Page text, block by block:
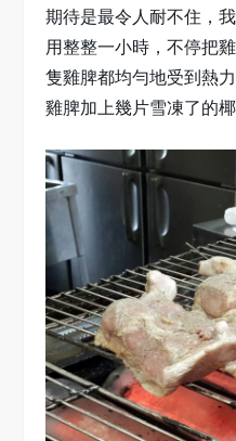
期待是最令人耐不住，
用整整一小時，不停把
隻雞脾都均勻地受到熱
雞脾加上幾片雪凍了的